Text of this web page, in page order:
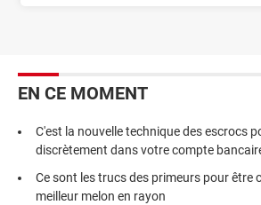
EN CE MOMENT
C'est la nouvelle technique des escrocs
discrètement dans votre compte
Ce sont les trucs des primeurs pour être
meilleur melon en rayon